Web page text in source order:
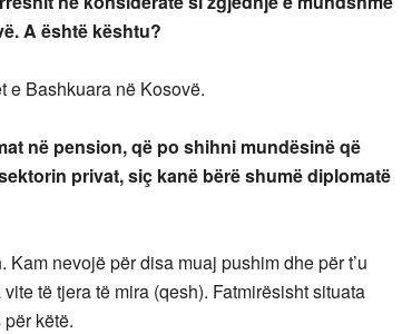
A është kështu?
e Bashkuara në Kosovë.
në pension, që po shihni mundësinë që
privat, siç kanë bërë shumë diplomatë
nevojë për disa muaj pushim dhe për t’u
të tjera të mira (qesh). Fatmirësisht situata
këtë.